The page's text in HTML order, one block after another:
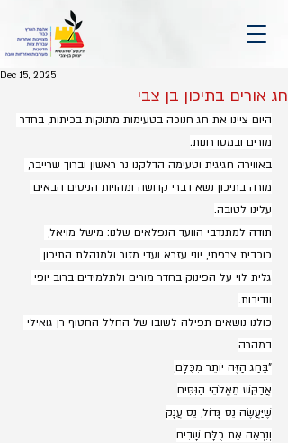
חג אורים בתיכון בן צבי
Dec 15, 2025
היום ציינו את חג חנוכה בטעימות מתוקות בכיתות, בחדר
מורים ובמסדרונות.
באווירה חגיגית וטעימה הדלקנו נר ראשון וברוך שרייבר,
מורה בתיכון נשא דברי קדושה ומהויות הניסים הבאים
עלינו לטובה.
תודה למתנדבי הוועד הנפלאים שלנו: מישל מויאל,
כוכבית צרפתי, יוני עזרא ועדי מזור ולמנהלת התיכון
גלית לוי על הפינוק בחדר מורים ולתלמידים ברוב יופי
ונדיבות.
כולנו נושאים תפילה לשובו של החלל החטוף רן גואילי
במהרה
"בַּחַג הַזֶּה יוֹתֵר מִכֻּלָּם,
אֲבַקֵּשׁ מֵאֱלֹהֵי הַנִּסִּים
שֶׁיַּעֲשֶׂה נֵס גָּדוֹל, נֵס עֲנָק
וְנִרְאֶה אֶת כֻּלָּם שָׁבִים